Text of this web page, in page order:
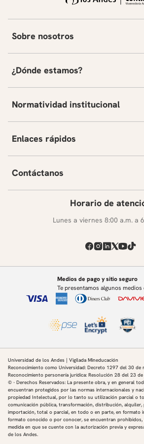
Sobre nosotros
¿Dónde estamos?
Normatividad institucional
Enlaces rápidos
Contáctanos
Horario de
Lunes a viernes 8:00 a.m. a
Medios de pago y sitio seguro
Te presentamos algunos medios
Universidad de los Andes | Vigilada Mineducación
Reconocimiento como Universidad: Decreto 1297 del 30 de
Reconocimiento personería jurídica: Resolución 28 del 23
© - Derechos Reservados: La presente obra, y en general
encuentran protegidos por las normas internacionales y
propiedad Intelectual, por lo tanto su utilización parcial o
comunicación pública, transformación, distribución,
importación, total o parcial, en todo o en parte, en formato
formato conocido o por conocer, se encuentran
medida en que se cuente con la autorización previa y
de los Andes.